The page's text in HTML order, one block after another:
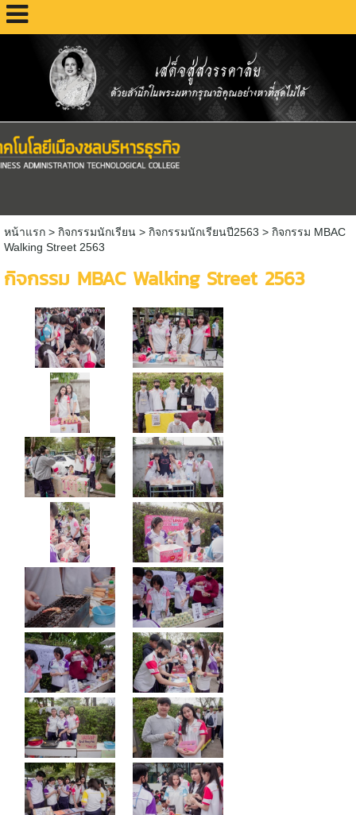
หน้าแรก> กิจกรรมนักเรียน > กิจกรรมนักเรียนปี2563 > กิจกรรม MBAC
Walking Street 2563
กิจกรรม MBAC Walking Street 2563